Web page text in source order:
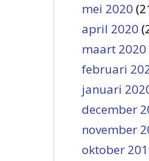
mei 2020
april 2020
maart 2020
februari
januari
december
november
oktober